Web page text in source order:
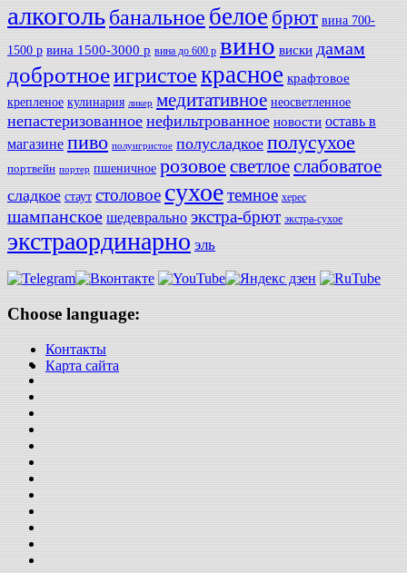
алкогольбанальное белое брют вина 700-
1500 р вина 1500-3000 р вина до 600 р вино виски дамам
добротноеигристоекрасное крафтовое
крепленое кулинария ликер медитативное неосветленное
непастеризованное нефильтрованное новости оставь в
магазине пиво полуигристое полусладкое полусухое
портвейн портер пшеничное розовое светлоеслабоватое
сладкое стаут столовое сухоетемное херес
шампанское шедеврально экстра-брют экстра-сухое
экстраординарно эль
Choose language:
Контакты
Карта сайта